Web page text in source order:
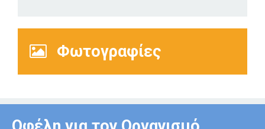
Φωτογραφίες